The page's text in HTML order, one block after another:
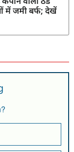
में जमी बर्फ; देखें